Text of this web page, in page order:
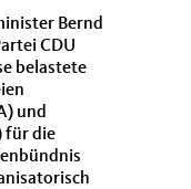
Bernd
CDU
belastete
und
für die